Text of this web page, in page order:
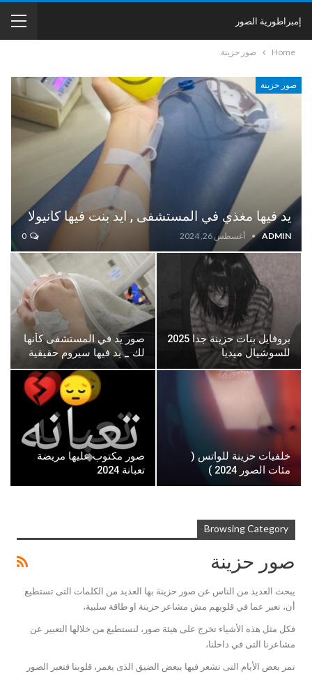
إمبراطورية الصور
Home صور حزينة
صور حزينة
يد فيها مغذي في المستشفى , ايد بنت فيها كانيولا
ADMIN أغسطس 26, 2024
بروفايل بنات حزينة جدا 2025
للسوشيال ميديا
صور يد في المستشفى كأنها
لك _ يد فيها سيروم حقيقية
خلفيات حزينة للواتس (
مئات الصور 2024 )
صور مكتوب عليها مريضة
تعبانة 2024
Browsing Category
صور حزينة
يبحث العديد من الناس عن صور حزينة بها العديد من الكلمات التى تستطيع
أن، تعبر عما في قلوبهم مش مشاعر حزينة او طاقة سلبية،
فكل مثل هذه الأشياء تخرج على هيئة صور، لنستطيع من خلالها التعبير عن
مشاعرنا التى في داخلنا،
تمر بعض الأيام التى تشعر فيها ببعض الضيق الذى يغمر، قلوبنا فتعبر الصور